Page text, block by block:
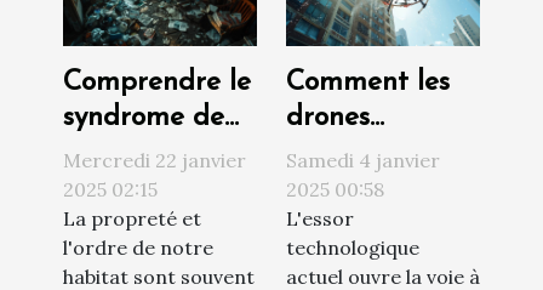
Comprendre le
syndrome de
Diogène et ses
impacts sur
l'habitat
Mercredi 22 janvier
2025 02:15
La propreté et
l'ordre de notre
habitat sont souvent
Comment les
drones
révolutionnent
le nettoyage
extérieur des
bâtiments
Samedi 4 janvier
2025 00:58
L'essor
technologique
actuel ouvre la voie à